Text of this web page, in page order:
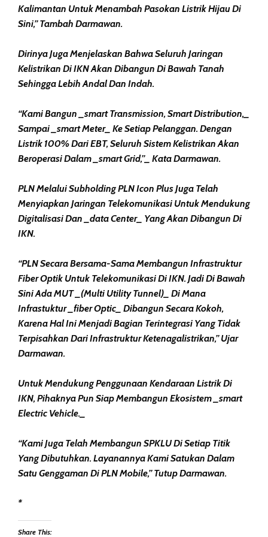
Kalimantan Untuk Menambah Pasokan Listrik Hijau Di
Sini,” Tambah Darmawan.
Dirinya Juga Menjelaskan Bahwa Seluruh Jaringan
Kelistrikan Di IKN Akan Dibangun Di Bawah Tanah
Sehingga Lebih Andal Dan Indah.
“Kami Bangun _smart Transmission, Smart Distribution,_
Sampai _smart Meter_ Ke Setiap Pelanggan. Dengan
Listrik 100% Dari EBT, Seluruh Sistem Kelistrikan Akan
Beroperasi Dalam _smart Grid,”_ Kata Darmawan.
PLN Melalui Subholding PLN Icon Plus Juga Telah
Menyiapkan Jaringan Telekomunikasi Untuk Mendukung
Digitalisasi Dan _data Center_ Yang Akan Dibangun Di
IKN.
“PLN Secara Bersama-Sama Membangun Infrastruktur
Fiber Optik Untuk Telekomunikasi Di IKN. Jadi Di Bawah
Sini Ada MUT _(Multi Utility Tunnel)_ Di Mana
Infrastuktur _fiber Optic_ Dibangun Secara Kokoh,
Karena Hal Ini Menjadi Bagian Terintegrasi Yang Tidak
Terpisahkan Dari Infrastruktur Ketenagalistrikan,” Ujar
Darmawan.
Untuk Mendukung Penggunaan Kendaraan Listrik Di
IKN, Pihaknya Pun Siap Membangun Ekosistem _smart
Electric Vehicle._
“Kami Juga Telah Membangun SPKLU Di Setiap Titik
Yang Dibutuhkan. Layanannya Kami Satukan Dalam
Satu Genggaman Di PLN Mobile,” Tutup Darmawan.
*
Share This: